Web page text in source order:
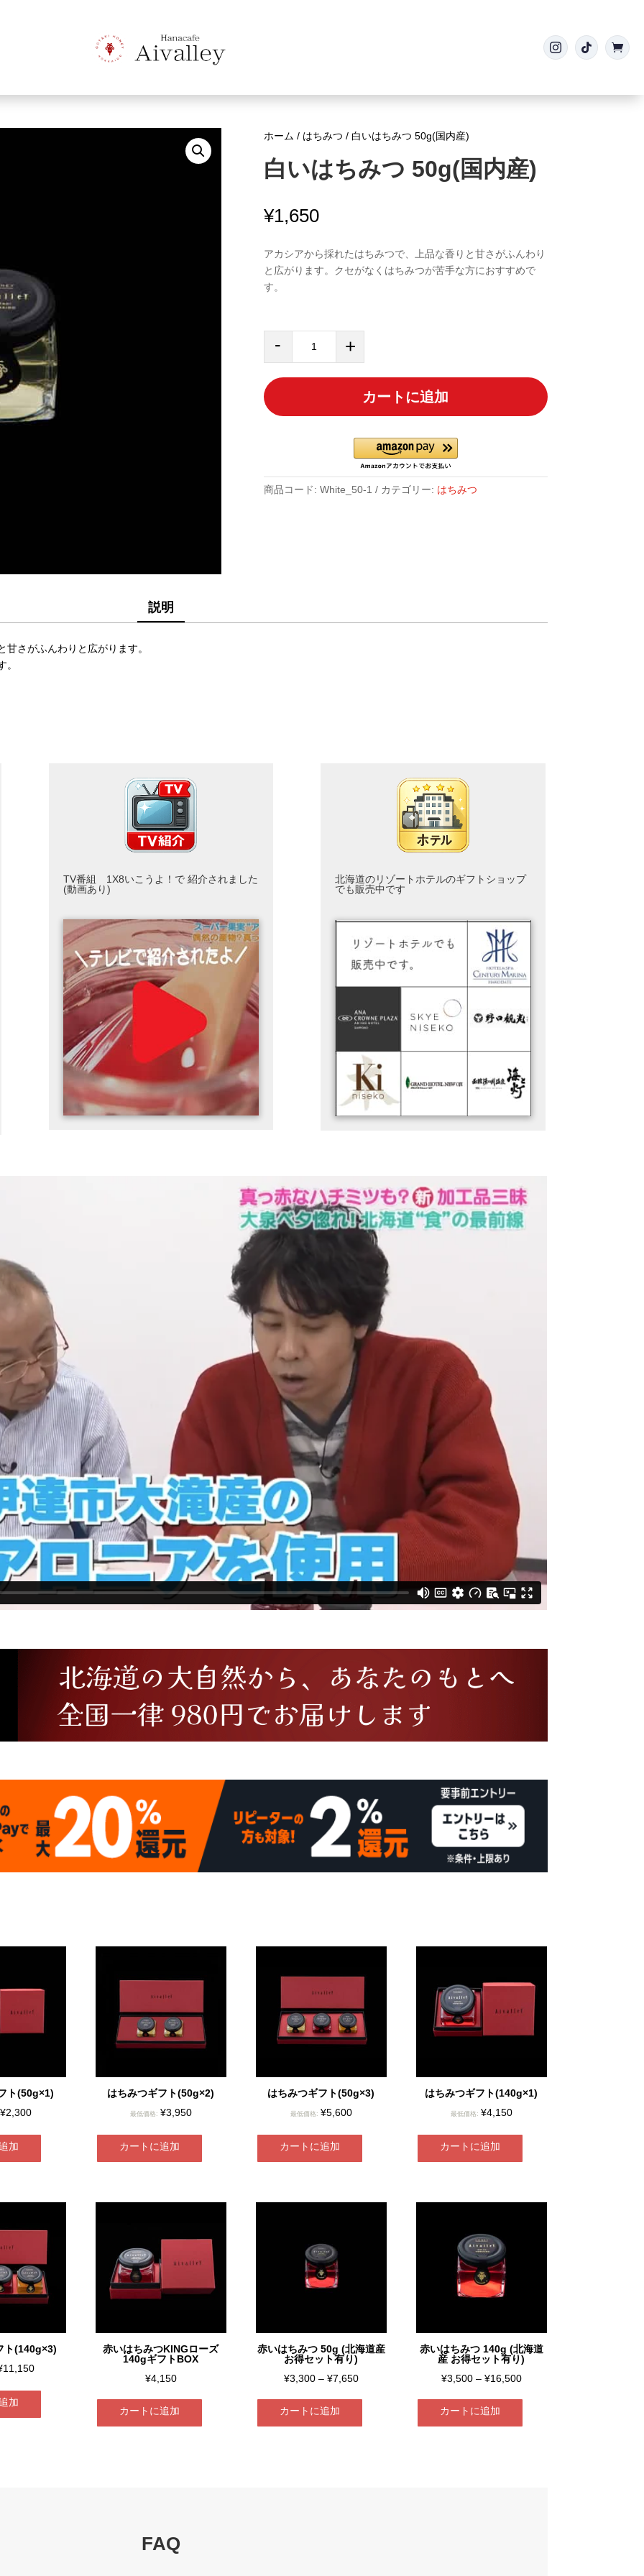
  
ホーム / はちみつ / 白いはちみつ 50g(国内産)
白いはちみつ 50g(国内産)
¥1,650
アカシアから採れたはちみつで、上品な香りと甘さがふんわり
と広がります。クセがなくはちみつが苦手な方におすすめで
す。
-
ち
み
個
+
カートに追加
商品コード: White_50-1 カテゴリー: はちみつ
説明
さがふんわりと広がります。
。
TV番組 1X8いこうよ！で 紹介されました
(動画あり)
北海道のリゾートホテルのギフトショップ
でも販売中です
ト(50g×1)
¥2,300
加
はちみつギフト(50g×2)
最低価格: ¥3,950
カートに追加
はちみつギフト(50g×3)
最低価格: ¥5,600
カートに追加
はちみつギフト(140g×1)
最低価格: ¥4,150
カートに追加
ト(140g×3)
11,150
加
赤いはちみつKINGローズ
140gギフトBOX
¥4,150
カートに追加
赤いはちみつ 50g (北海道産
お得セット有り)
¥3,300 – ¥7,650価
カートに追加
赤いはちみつ 140g (北海道
産 お得セット有り)
¥3,500 – ¥16,500価
カートに追加
FAQ